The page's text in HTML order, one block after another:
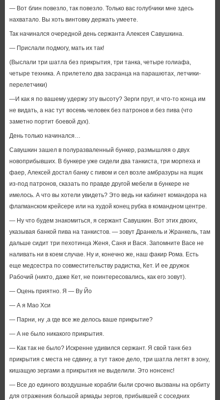
— Вот блин повезло, так повезло. Только вас голубчики мне здесь
нахватало. Вы хоть винтовку держать умеете.
Так начинался очередной день сержанта Алексея Савушкина.
— Прислали подмогу, мать их так!
(Выслали три шатла без прикрытия, три танка, четыре голиафа,
четыре техника. А прилетело два засранца на парашютах, летчики-
перелетчики)
—И как я по вашему удержу эту высоту? Зерги прут, и что-то конца им
не видать, а нас тут восемь человек без патронов и без пива (что
заметно портит боевой дух).
День только начинался…
Савушкин зашел в полуразваленный бункер, размышляя о двух
новоприбывших. В бункере уже сидели два танкиста, три морпеха и
фаер, Алексей достал банку с пивом и сел возле амбразуры на ящик
из-под патронов, сказать по правде другой мебели в бункере не
имелось. А что вы хотели увидеть? Это ведь ни кабинет командора на
флагманском крейсере или на худой конец рубка в командном центре.
— Ну что будем знакомиться, я сержант Савушкин. Вот этих двоих,
указывая банкой пива на танкистов. — зовут Дранкель и Жранкель, там
дальше сидит три пехотинца Женя, Саня и Вася. Запомните Васе не
наливать ни в коем случае. Ну и, конечно же, наш факир Рома. Есть
еще медсестра по совместительству радистка, Кет. И ее дружок
Рабочий (никто, даже Кет, не поинтересовались, как его зовут).
— Оцень приятно. Я — Ву Йо
— А я Мао Хси
— Парни, ну ,а где все же делось ваше прикрытие?
— А не было никакого прикрытия.
— Как так не было? Искренне удивился сержант. Я свой танк без
прикрытия с места не сдвину, а тут такое дело, три шатла летят в зону,
кишащую зергами а прикрытия не выделили. Это нонсенс!
— Все до единого воздушные корабли были срочно вызваны на орбиту
для отражения большой армады зергов, прибывшей с соседних